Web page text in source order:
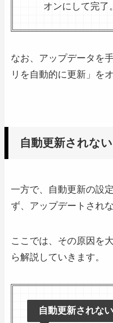
オンにして完了。
なお、アップデータを
リを自動的に更新」を
自動更新されな
一方で、自動更新の設
ず、アップデートされ
ここでは、その原因を
ら解説していきます。
自動更新されな